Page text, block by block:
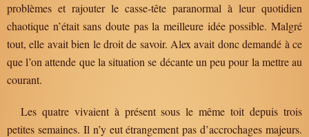
problèmes et rajouter le casse-tête paranormal à leur quotidien
chaotique n’était sans doute pas la meilleure idée possible. Malgré
tout, elle avait bien le droit de savoir. Alex avait donc demandé à ce
que l’on attende que la situation se décante un peu pour la mettre au
courant.
Les quatre vivaient à présent sous le même toit depuis trois
petites semaines. Il n’y eut étrangement pas d’accrochages majeurs.